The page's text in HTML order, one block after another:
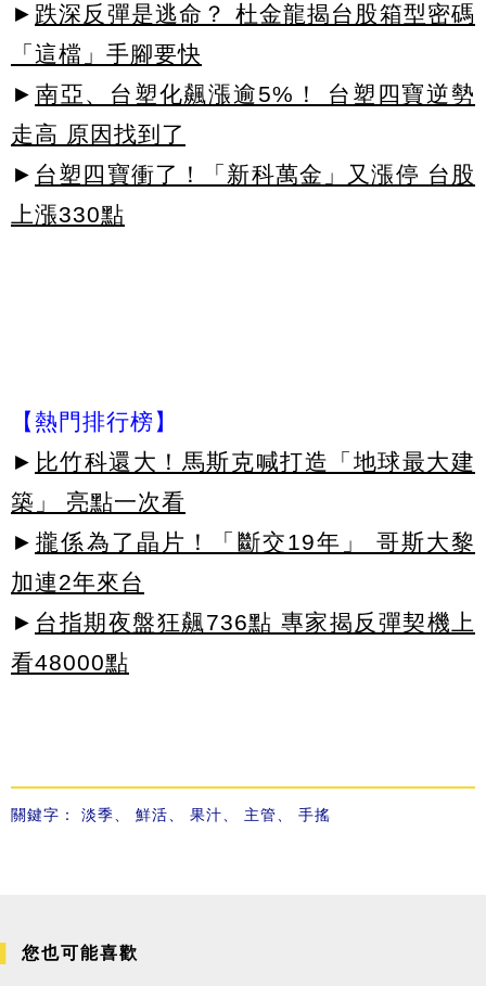
► 跌深反彈是逃命？ 杜金龍揭台股箱型密碼
「這檔」手腳要快
► 南亞、台塑化飆漲逾5%！ 台塑四寶逆勢
走高 原因找到了
► 台塑四寶衝了！「新科萬金」又漲停 台股
上漲330點
【熱門排行榜】
► 比竹科還大！馬斯克喊打造「地球最大建
築」 亮點一次看
► 攏係為了晶片！「斷交19年」 哥斯大黎
加連2年來台
► 台指期夜盤狂飆736點 專家揭反彈契機上
看48000點
關鍵字： 淡季 鮮活 果汁 主管 手搖
您也可能喜歡